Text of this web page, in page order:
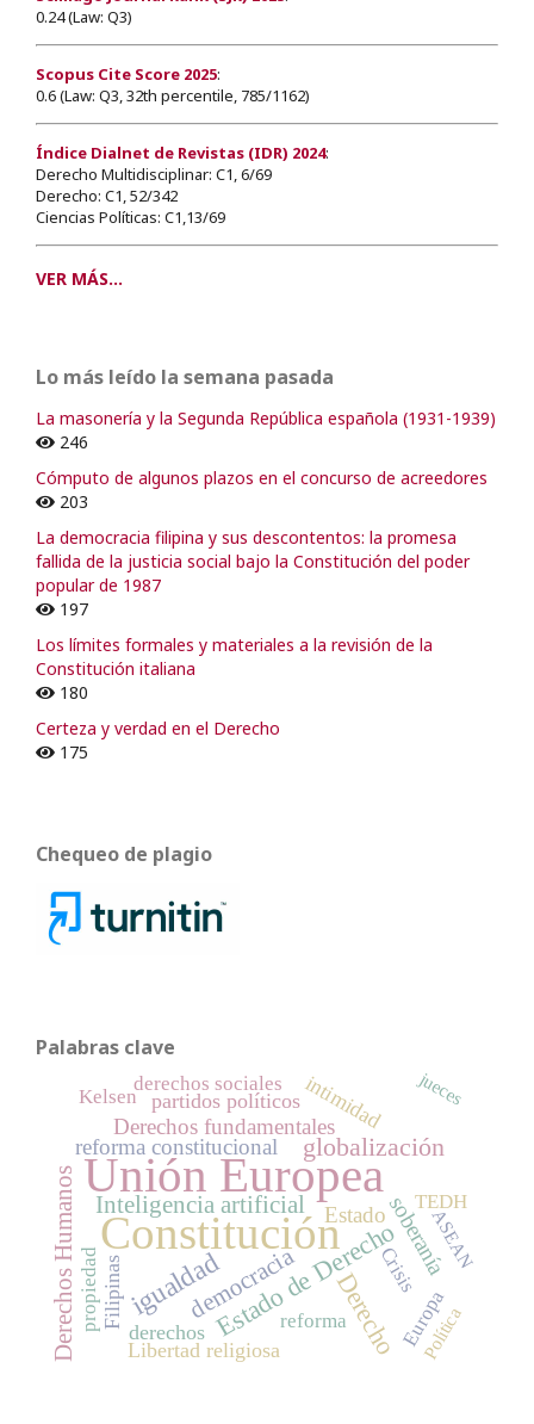
0.24 (Law: Q3)
Scopus Cite Score 2025:
0.6 (Law: Q3, 32th percentile, 785/1162)
Índice Dialnet de Revistas (IDR) 2024:
Derecho Multidisciplinar: C1, 6/69
Derecho: C1, 52/342
Ciencias Políticas: C1,13/69
VER MÁS...
Lo más leído la semana pasada
La masonería y la Segunda República española (1931-1939)
246
Cómputo de algunos plazos en el concurso de acreedores
203
La democracia filipina y sus descontentos: la promesa
fallida de la justicia social bajo la Constitución del poder
popular de 1987
197
Los límites formales y materiales a la revisión de la
Constitución italiana
180
Certeza y verdad en el Derecho
175
Chequeo de plagio
Palabras clave
Unión Europea
Constitución
igualdadEstado de Derecho
globalización
Derecho
democracia
Inteligencia artificial
Derechos Humanos Estado
reforma constitucional
soberanía
Derechos fundamentalesintimidad
Filipinas
derechos
partidos políticos
Libertad religiosa
Crisis
reforma
derechos sociales
TEDH
Europa
propiedad
Kelsen
Política
ASEAN
jueces